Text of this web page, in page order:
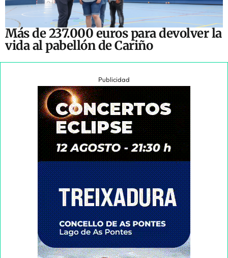
Más de 237.000 euros para devolver la
vida al pabellón de Cariño
Publicidad